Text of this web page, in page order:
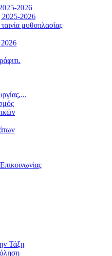
2026
2025-2026
μυθοπλασίας
2026
Τάξη